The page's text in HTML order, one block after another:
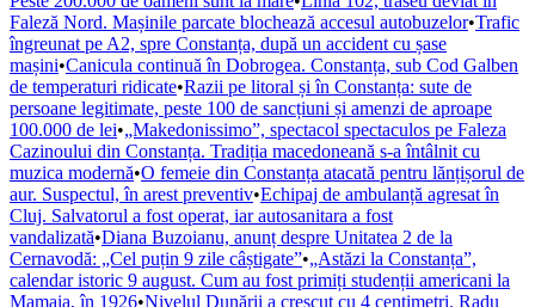
Faleză Nord. Mașinile parcate blochează accesul autobuzelor•Trafic
îngreunat pe A2, spre Constanța, după un accident cu șase
mașini•Canicula continuă în Dobrogea. Constanța, sub Cod Galben
de temperaturi ridicate•Razii pe litoral și în Constanța: sute de
persoane legitimate, peste 100 de sancțiuni și amenzi de aproape
100.000 de lei•„Makedonissimo”, spectacol spectaculos pe Faleza
Cazinoului din Constanța. Tradiția macedoneană s-a întâlnit cu
muzica modernă•O femeie din Constanța atacată pentru lănțișorul de
aur. Suspectul, în arest preventiv•Echipaj de ambulanță agresat în
Cluj. Salvatorul a fost operat, iar autosanitara a fost
vandalizată•Diana Buzoianu, anunț despre Unitatea 2 de la
Cernavodă: „Cel puțin 9 zile câștigate”•„Astăzi la Constanța”,
calendar istoric 9 august. Cum au fost primiți studenții americani la
Mamaia, în 1926•Nivelul Dunării a crescut cu 4 centimetri. Radu